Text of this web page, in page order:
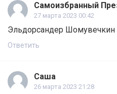
Самоизбранный
27 марта 2023 00:42
Эльдорсандер Шомувечкин
Ответить
Саша
26 марта 2023 21:28